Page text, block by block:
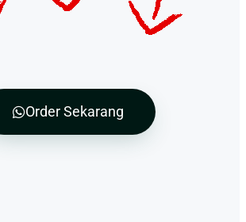
Order Sekarang